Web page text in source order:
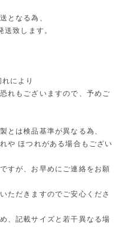
となる為、
致します。
により
れもございますので、予めご
とは検品基準が異なる為、
や ほつれがある場合もござい
すが、お早めにご連絡をお願
ただきますのでご安心くださ
、記載サイズと若干異なる場